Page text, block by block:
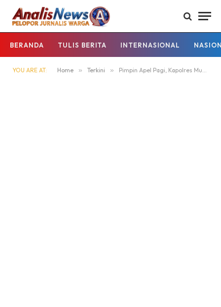
BERANDA TULIS BERITA INTERNASIONAL
YOU ARE AT: Home » Terkini » Pimpin Apel Pagi, Kapolres Murung Raya Tekankan Disiplin dan Aturan